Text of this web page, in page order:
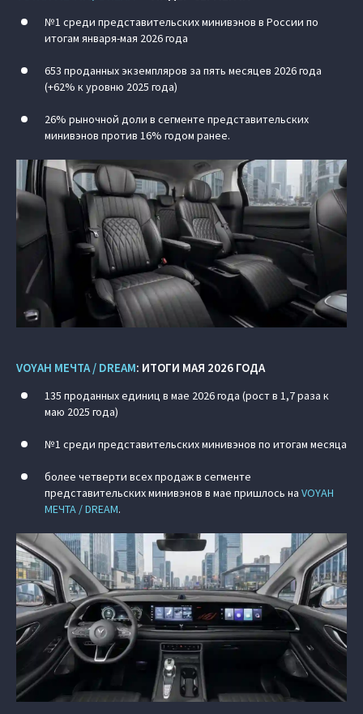
№1 среди представительских минивэнов в России по
итогам января-мая 2026 года
653 проданных экземпляров за пять месяцев 2026 года
(+62% к уровню 2025 года)
26% рыночной доли в сегменте представительских
минивэнов против 16% годом ранее.
VOYAH МЕЧТА / DREAM: ИТОГИ МАЯ 2026 ГОДА
135 проданных единиц в мае 2026 года (рост в 1,7 раза к
маю 2025 года)
№1 среди представительских минивэнов по итогам месяца
более четверти всех продаж в сегменте
представительских минивэнов в мае пришлось на VOYAH
МЕЧТА / DREAM.